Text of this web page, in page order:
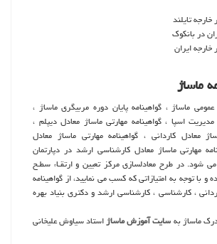
خارجه تایلند
در بانکوک
خارجه ایران
ماساژ
عمومی ماساژ ، گواهینامه پایان دوره مربیگری ماساژ ،
مدیریت اسپا ، گواهینامه مهارتی ماساژ معادل دیپلم ،
معادل کاردانی ، گواهینامه مهارتی ماساژ معادل
مهارتی ماساژ معادل کارشناسی ارشد در دپارتمان
شود. در طرح معادلسازی مركز تعيين و ارتقـاء سطـح
و با توجه به امتيازاتی كه كسب می نماييد، از گواهينامه
، كارشناسی ، كارشناسی ارشد و دكتری بنياد بهره
ماساژ بهسایت آموزش ماساژاستاد سیاوش علیخانی